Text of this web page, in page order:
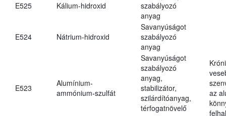
E525 Kálium-hidroxid
szabályozó
anyag
E524 Nátrium-hidroxid
Savanyúságot
szabályozó
anyag
E523
Alumínium-
ammónium-szulfát
Savanyúságot
szabályozó
anyag,
stabilizátor,
szilárdítóanyag,
térfogatnövelő
az